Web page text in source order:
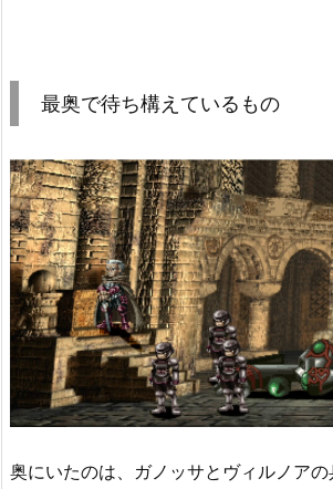
最奥で待ち構えているもの
奥にいたのは、ガノッサとヴィルノアの